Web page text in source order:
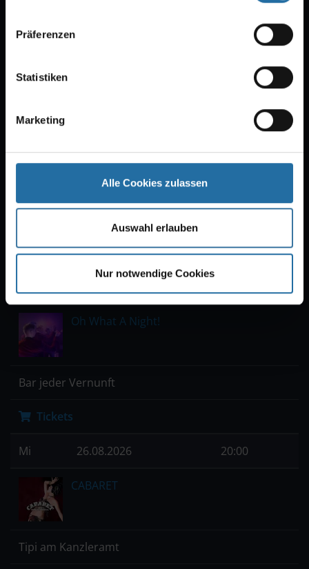
Präferenzen
Statistiken
Marketing
Alle Cookies zulassen
Auswahl erlauben
Nur notwendige Cookies
Di
Oh What A Night!
Tickets
Oh What A Night!
Bar jeder Vernunft
Tickets
Mi 26.08.2026 20:00
CABARET
Tipi am Kanzleramt